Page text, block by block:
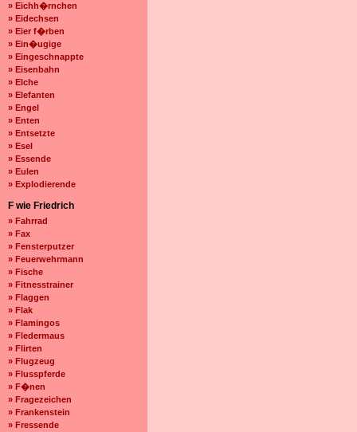
» Eichh�rnchen
» Eidechsen
» Eier f�rben
» Ein�ugige
» Eingeschnappte
» Eisenbahn
» Elche
» Elefanten
» Engel
» Enten
» Entsetzte
» Esel
» Essende
» Eulen
» Explodierende
F wie Friedrich
» Fahrrad
» Fax
» Fensterputzer
» Feuerwehrmann
» Fische
» Fitnesstrainer
» Flaggen
» Flak
» Flamingos
» Fledermaus
» Flirten
» Flugzeug
» Flusspferde
» F�nen
» Fragezeichen
» Frankenstein
» Fressende